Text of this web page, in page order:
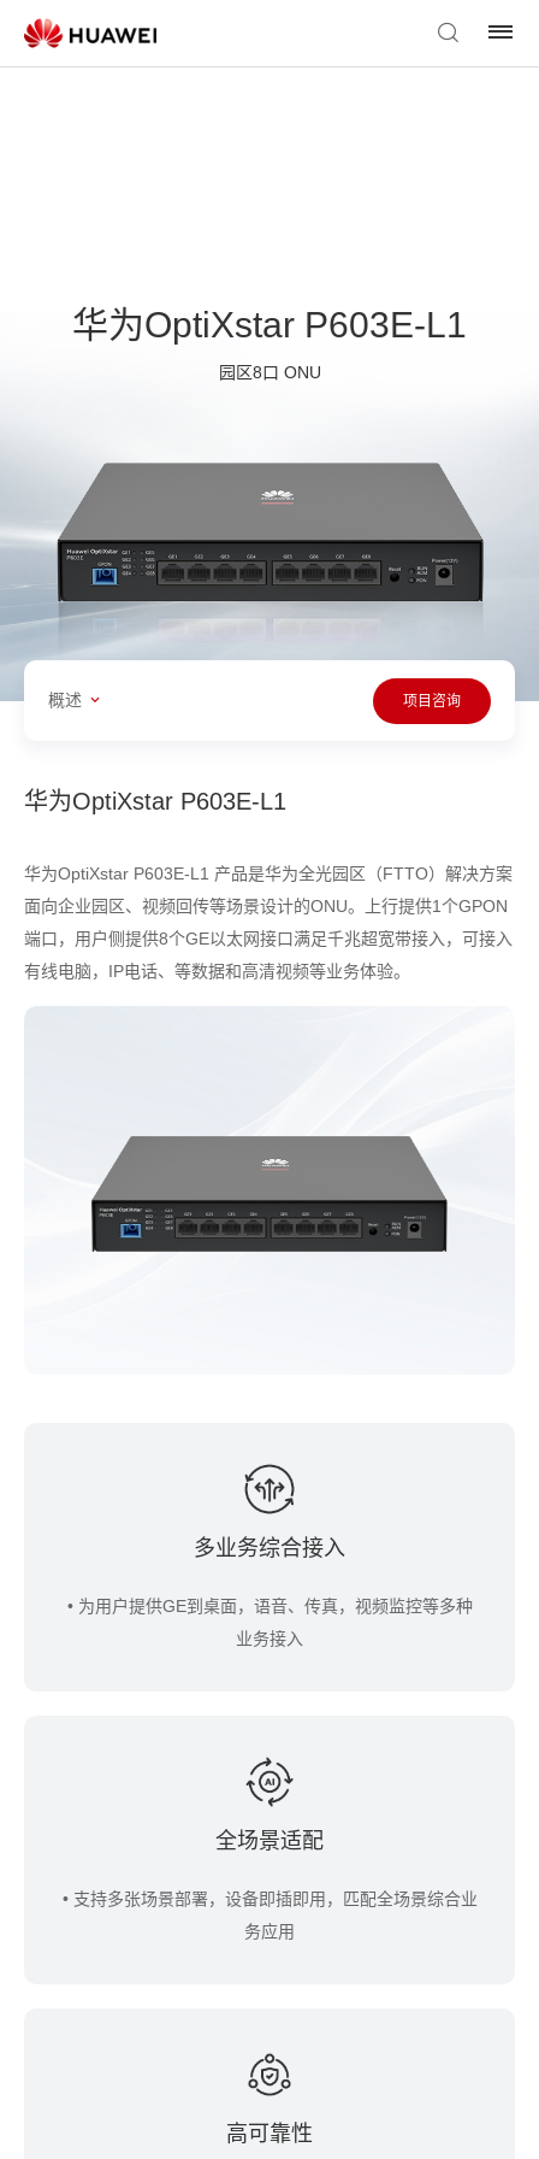
华为OptiXstar P603E-L1
园区8口 ONU
概述 项目咨询
华为OptiXstar P603E-L1
华为OptiXstar P603E-L1 产品是华为全光园区（FTTO）解决方案
面向企业园区、视频回传等场景设计的ONU。上行提供1个GPON
端口，用户侧提供8个GE以太网接口满足千兆超宽带接入，可接入
有线电脑，IP电话、等数据和高清视频等业务体验。
多业务综合接入
• 为用户提供GE到桌面，语音、传真，视频监控等多种
业务接入
全场景适配
• 支持多张场景部署，设备即插即用，匹配全场景综合业
务应用
高可靠性